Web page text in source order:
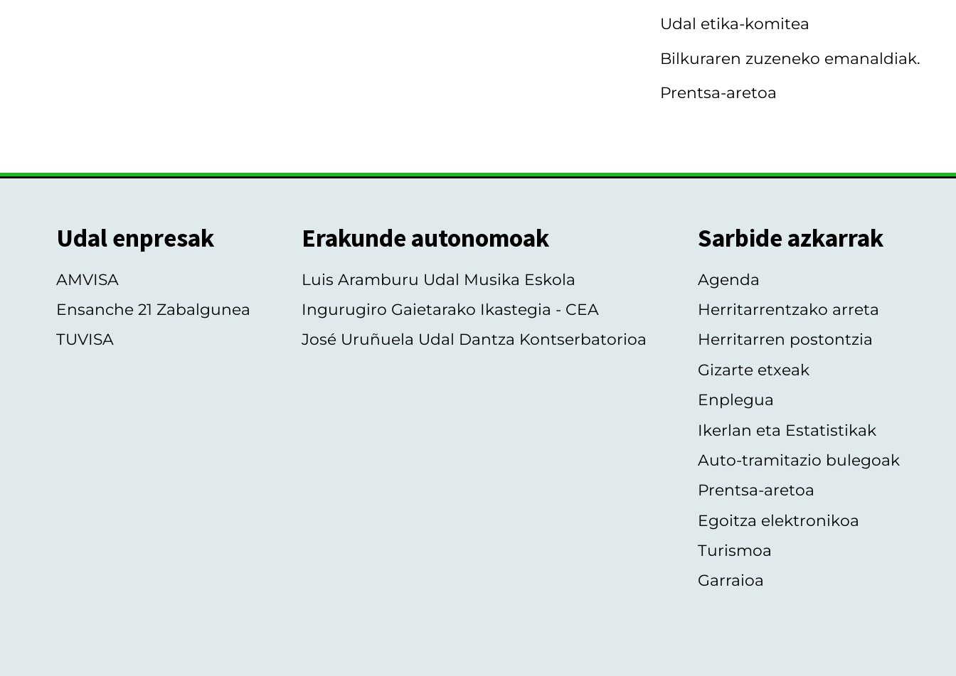
Udal etika-komitea
Bilkuraren zuzeneko emanaldiak.
Prentsa-aretoa
Udal enpresak
AMVISA
Ensanche 21 Zabalgunea
TUVISA
Erakunde autonomoak
Luis Aramburu Udal Musika Eskola
Ingurugiro Gaietarako Ikastegia - CEA
José Uruñuela Udal Dantza Kontserbatorioa
Sarbide azkarrak
Agenda
Herritarrentzako arreta
Herritarren postontzia
Gizarte etxeak
Enplegua
Ikerlan eta Estatistikak
Auto-tramitazio bulegoak
Prentsa-aretoa
Egoitza elektronikoa
Turismoa
Garraioa